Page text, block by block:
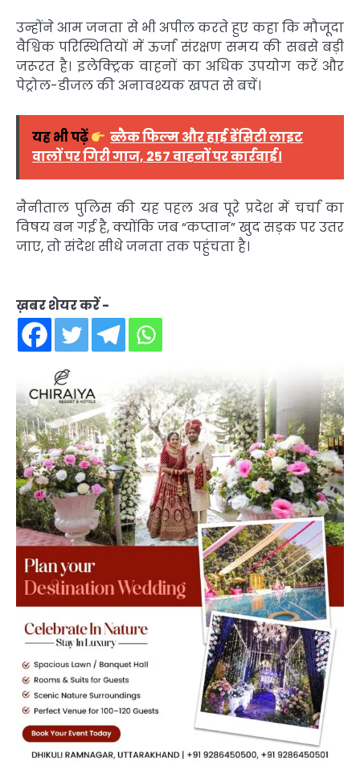
उन्होंने आम जनता से भी अपील करते हुए कहा कि मौजूदा
वैश्विक परिस्थितियों में ऊर्जा संरक्षण समय की सबसे बड़ी
जरूरत है। इलेक्ट्रिक वाहनों का अधिक उपयोग करें और
पेट्रोल-डीजल की अनावश्यक खपत से बचें।
यह भी पढ़ें
ब्लैक फिल्म और हाई डेंसिटी लाइट
वालों पर गिरी गाज, 257 वाहनों पर कार्रवाई।
नैनीताल पुलिस की यह पहल अब पूरे प्रदेश में चर्चा का
विषय बन गई है, क्योंकि जब “कप्तान” खुद सड़क पर उतर
जाए, तो संदेश सीधे जनता तक पहुंचता है।
ख़बर शेयर करें -